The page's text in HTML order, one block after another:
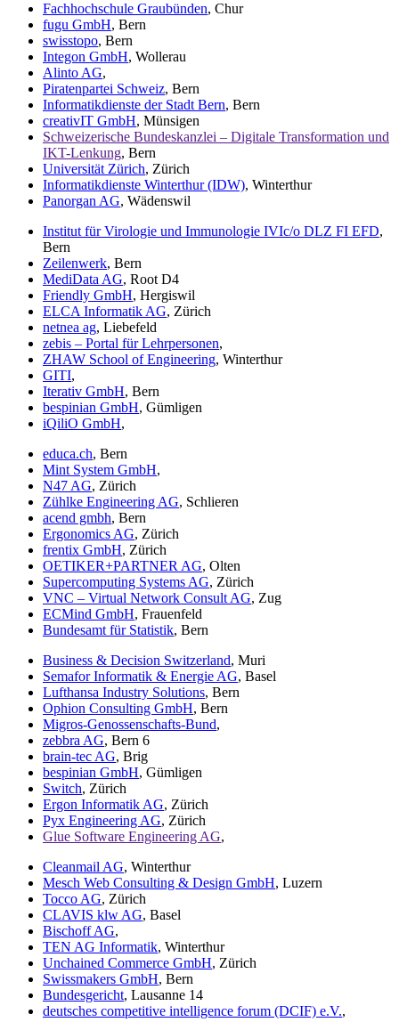
Fachhochschule Graubünden, Chur
fugu GmbH, Bern
swisstopo, Bern
Integon GmbH, Wollerau
Alinto AG,
Piratenpartei Schweiz, Bern
Informatikdienste der Stadt Bern, Bern
creativIT GmbH, Münsigen
Schweizerische Bundeskanzlei – Digitale Transformation und
IKT-Lenkung, Bern
Universität Zürich, Zürich
Informatikdienste Winterthur (IDW), Winterthur
Panorgan AG, Wädenswil
Institut für Virologie und Immunologie IVIc/o DLZ FI EFD,
Bern
Zeilenwerk, Bern
MediData AG, Root D4
Friendly GmbH, Hergiswil
ELCA Informatik AG, Zürich
netnea ag, Liebefeld
zebis – Portal für Lehrpersonen,
ZHAW School of Engineering, Winterthur
GITI,
Iterativ GmbH, Bern
bespinian GmbH, Gümligen
iQiliO GmbH,
educa.ch, Bern
Mint System GmbH,
N47 AG, Zürich
Zühlke Engineering AG, Schlieren
acend gmbh, Bern
Ergonomics AG, Zürich
frentix GmbH, Zürich
OETIKER+PARTNER AG, Olten
Supercomputing Systems AG, Zürich
VNC – Virtual Network Consult AG, Zug
ECMind GmbH, Frauenfeld
Bundesamt für Statistik, Bern
Business & Decision Switzerland, Muri
Semafor Informatik & Energie AG, Basel
Lufthansa Industry Solutions, Bern
Ophion Consulting GmbH, Bern
Migros-Genossenschafts-Bund,
zebbra AG, Bern 6
brain-tec AG, Brig
bespinian GmbH, Gümligen
Switch, Zürich
Ergon Informatik AG, Zürich
Pyx Engineering AG, Zürich
Glue Software Engineering AG,
Cleanmail AG, Winterthur
Mesch Web Consulting & Design GmbH, Luzern
Tocco AG, Zürich
CLAVIS klw AG, Basel
Bischoff AG,
TEN AG Informatik, Winterthur
Unchained Commerce GmbH, Zürich
Swissmakers GmbH, Bern
Bundesgericht, Lausanne 14
deutsches competitive intelligence forum (DCIF) e.V.,